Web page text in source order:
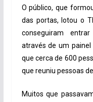
O público, que
das portas, lotou o
conseguiram
através de um
que cerca de 600
que reuniu pessoas
Muitos que